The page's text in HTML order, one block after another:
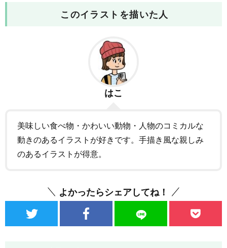
このイラストを描いた人
はこ
美味しい食べ物・かわいい動物・人物のコミカルな
動きのあるイラストが好きです。手描き風な親しみ
のあるイラストが得意。
よかったらシェアしてね！